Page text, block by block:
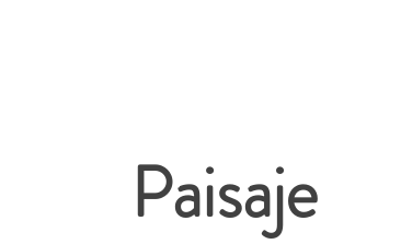
Paisaje